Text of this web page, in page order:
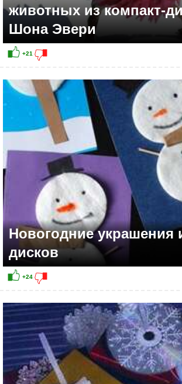
+26
животных из компакт-
Шона Эвери
Новогодние украшения
дисков